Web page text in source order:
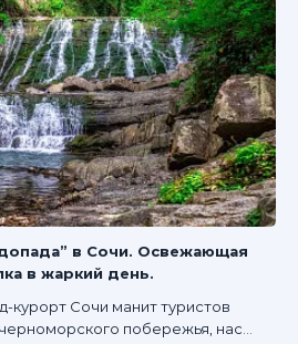
в Сочи. Освежающая
в жаркий день.
курорт Сочи манит туристов
побережья, нас...